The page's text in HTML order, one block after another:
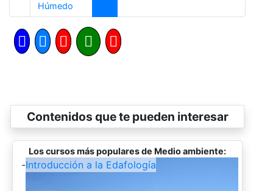
Húmedo
Contenidos que te pueden interesar
Los cursos más populares de Medio ambiente:
-Introducción a la Edafología